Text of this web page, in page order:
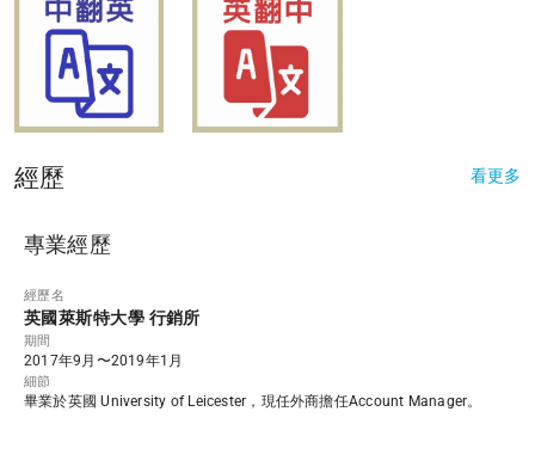
經歷 看更多
專業經歷
經歷名
英國萊斯特大學 行銷所
期間
2017年9月〜2019年1月
細節
畢業於英國 University of Leicester，現任外商擔任Account Manager。